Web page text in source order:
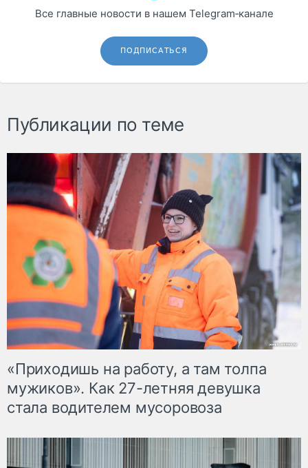
Все главные новости в нашем Telegram‑канале
ПОДПИСАТЬСЯ
Публикации по теме
«Приходишь на работу, а там толпа
мужиков». Как 27-летняя девушка
стала водителем мусоровоза